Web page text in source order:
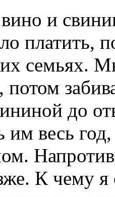
и
платить,
семьях.
потом
до
весь
К чему